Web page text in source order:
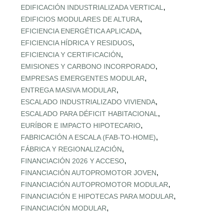
EDIFICACIÓN INDUSTRIALIZADA VERTICAL ,
EDIFICIOS MODULARES DE ALTURA,
EFICIENCIA ENERGÉTICA APLICADA,
EFICIENCIA HÍDRICA Y RESIDUOS,
EFICIENCIA Y CERTIFICACIÓN,
EMISIONES Y CARBONO INCORPORADO,
EMPRESAS EMERGENTES MODULAR,
ENTREGA MASIVA MODULAR,
ESCALADO INDUSTRIALIZADO VIVIENDA,
ESCALADO PARA DÉFICIT HABITACIONAL ,
EURÍBOR E IMPACTO HIPOTECARIO,
FABRICACIÓN A ESCALA (FAB‑TO‑HOME),
FÁBRICA Y REGIONALIZACIÓN,
FINANCIACIÓN 2026 Y ACCESO,
FINANCIACIÓN AUTOPROMOTOR JOVEN,
FINANCIACIÓN AUTOPROMOTOR MODULAR,
FINANCIACIÓN E HIPOTECAS PARA MODULAR,
FINANCIACIÓN MODULAR,